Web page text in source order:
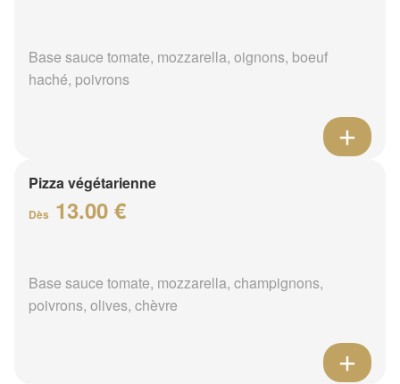
Base sauce tomate, mozzarella, oignons, boeuf
haché, poivrons
Pizza végétarienne
Dès 13.00 €
Base sauce tomate, mozzarella, champignons,
poivrons, olives, chèvre